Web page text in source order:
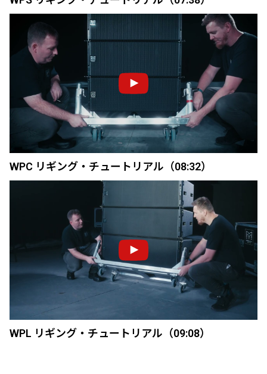
WPC リギング・チュートリアル（08:32）
WPL リギング・チュートリアル（09:08）